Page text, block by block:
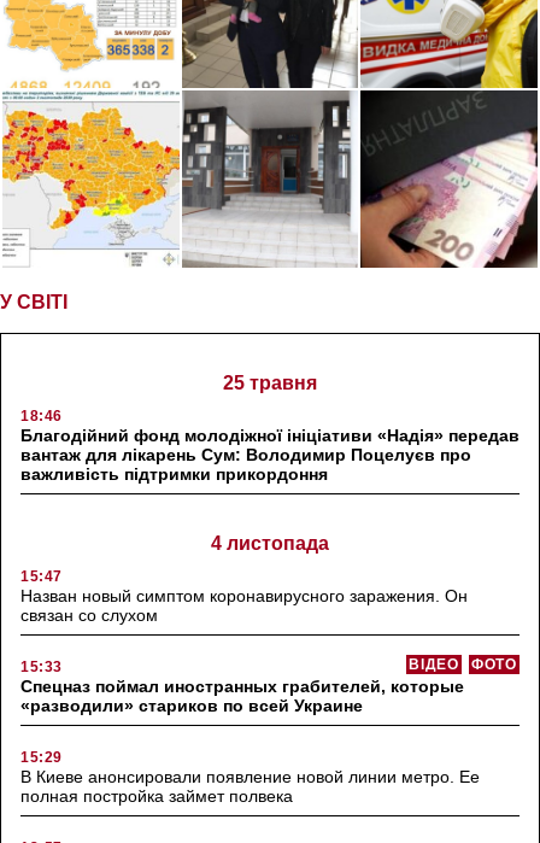
У СВІТІ
25 травня
18:46
Благодійний фонд молодіжної ініціативи «Надія» передав
вантаж для лікарень Сум: Володимир Поцелуєв про
важливість підтримки прикордоння
4 листопада
15:47
Назван новый симптом коронавирусного заражения. Он
связан со слухом
15:33 ФОТО
ВІДЕО
Спецназ поймал иностранных грабителей, которые
«разводили» стариков по всей Украине
15:29
В Киеве анонсировали появление новой линии метро. Ее
полная постройка займет полвека